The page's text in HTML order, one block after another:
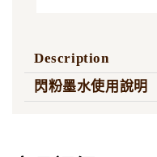
Description
閃粉墨水使用說明